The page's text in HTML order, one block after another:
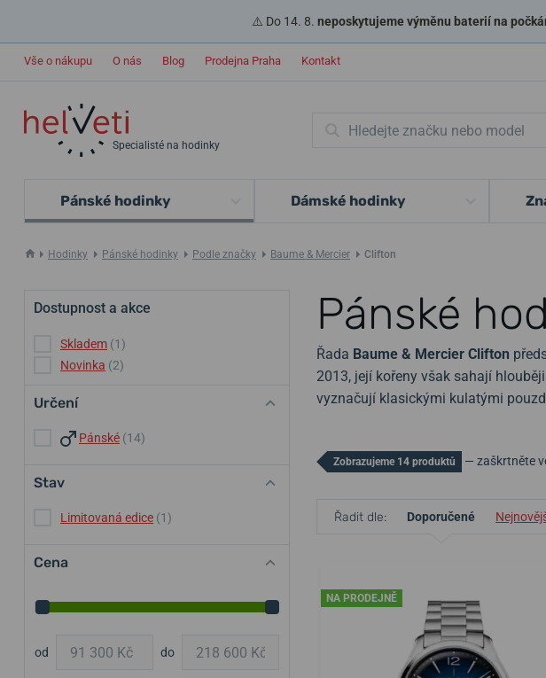
⚠️ Do 14. 8. neposkytujeme výměnu baterií na
Vše o nákupu O nás Blog Prodejna Praha Kontakt
Specialisté na hodinky
Pánské hodinky Dámské hodinky
Hodinky Pánské hodinky Podle značky Baume & Mercier Clifton
Pánské
Řada Baume & Mercier Clifton
2013, její kořeny však sahají
vyznačují klasickými kulatými
Dostupnost a akce
Skladem (1)
Novinka (2)
Určení
Pánské (14)
Stav
Limitovaná edice (1)
Cena
od do
Zobrazujeme 14 produktů — zaškrtněte
Řadit dle: Doporučené
NA PRODEJNĚ